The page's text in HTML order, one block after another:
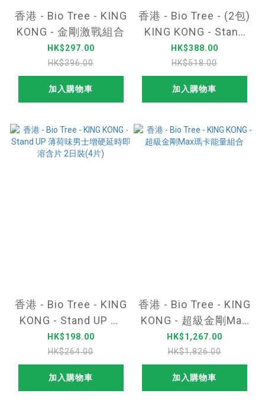
香港 - Bio Tree - KING
KONG - 金剛激戰組合
HK$297.00
HK$396.00
加入購物車
香港 - Bio Tree - (2包)
KING KONG - Stand
UP 薄荷味男士增硬延
時即溶含片 2日裝(4
片)
HK$388.00
HK$518.00
加入購物車
香港 - Bio Tree - KING
KONG - Stand UP 薄
荷味男士增硬延時即溶
含片 2日裝(4片)
HK$198.00
HK$264.00
加入購物車
香港 - Bio Tree - KING
KONG - 超級金剛Max
瑪卡能量組合
HK$1,267.00
HK$1,826.00
加入購物車